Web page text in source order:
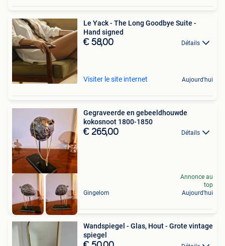
Le Yack - The Long Goodbye Suite -
Hand signed
€ 58,00 Détails
Visiter le site internet Aujourd'hui
Gegraveerde en gebeeldhouwde
kokosnoot 1800-1850
€ 265,00 Détails
Gingelom
Annonce au
top
Aujourd'hui
Wandspiegel - Glas, Hout - Grote vintage
spiegel